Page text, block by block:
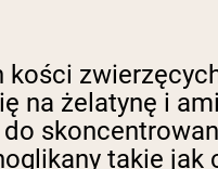
na żelatynę i
takie